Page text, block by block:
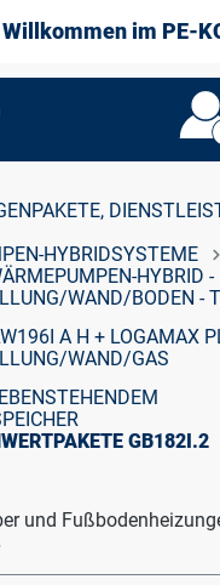
Willkommen im PE-
HYBRIDSYSTEME
HYBRID -
WAND/BODEN -
A H + LOGAMAX
WAND/GAS
GB182I.2
und